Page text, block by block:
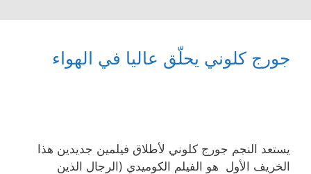
جورج كلوني يحلّق عاليا في الهواء
يستعد النجم جورج كلوني لأطلاق فيلمين جديدين هذا
الخريف الأول هو الفيلم الكوميدي (الرجال الذين